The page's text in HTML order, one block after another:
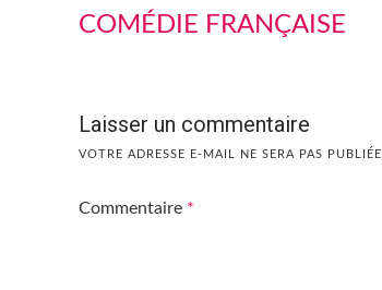
COMÉDIE FRANÇAISE
Laisser un commentaire
VOTRE ADRESSE E-MAIL NE SERA PAS PUBLIÉE.
Commentaire *